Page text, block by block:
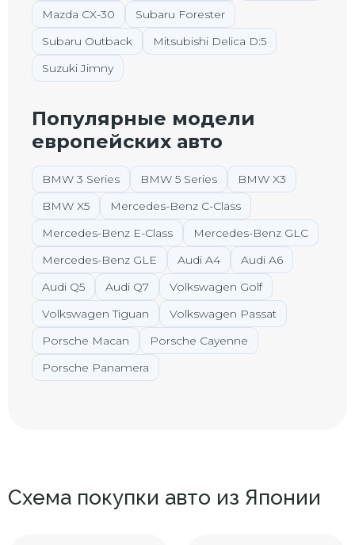
Mazda CX-30
Subaru Forester
Subaru Outback
Mitsubishi Delica D:5
Suzuki Jimny
Популярные модели
европейских авто
BMW 3 Series BMW 5 Series
BMW X3
BMW X5
Mercedes-Benz C-Class
Mercedes-Benz E-Class
Mercedes-Benz GLC
Mercedes-Benz GLE
Audi A4
Audi A6
Audi Q5
Audi Q7
Volkswagen Golf
Volkswagen Tiguan
Volkswagen Passat
Porsche Macan
Porsche Cayenne
Porsche Panamera
Схема покупки авто из Японии